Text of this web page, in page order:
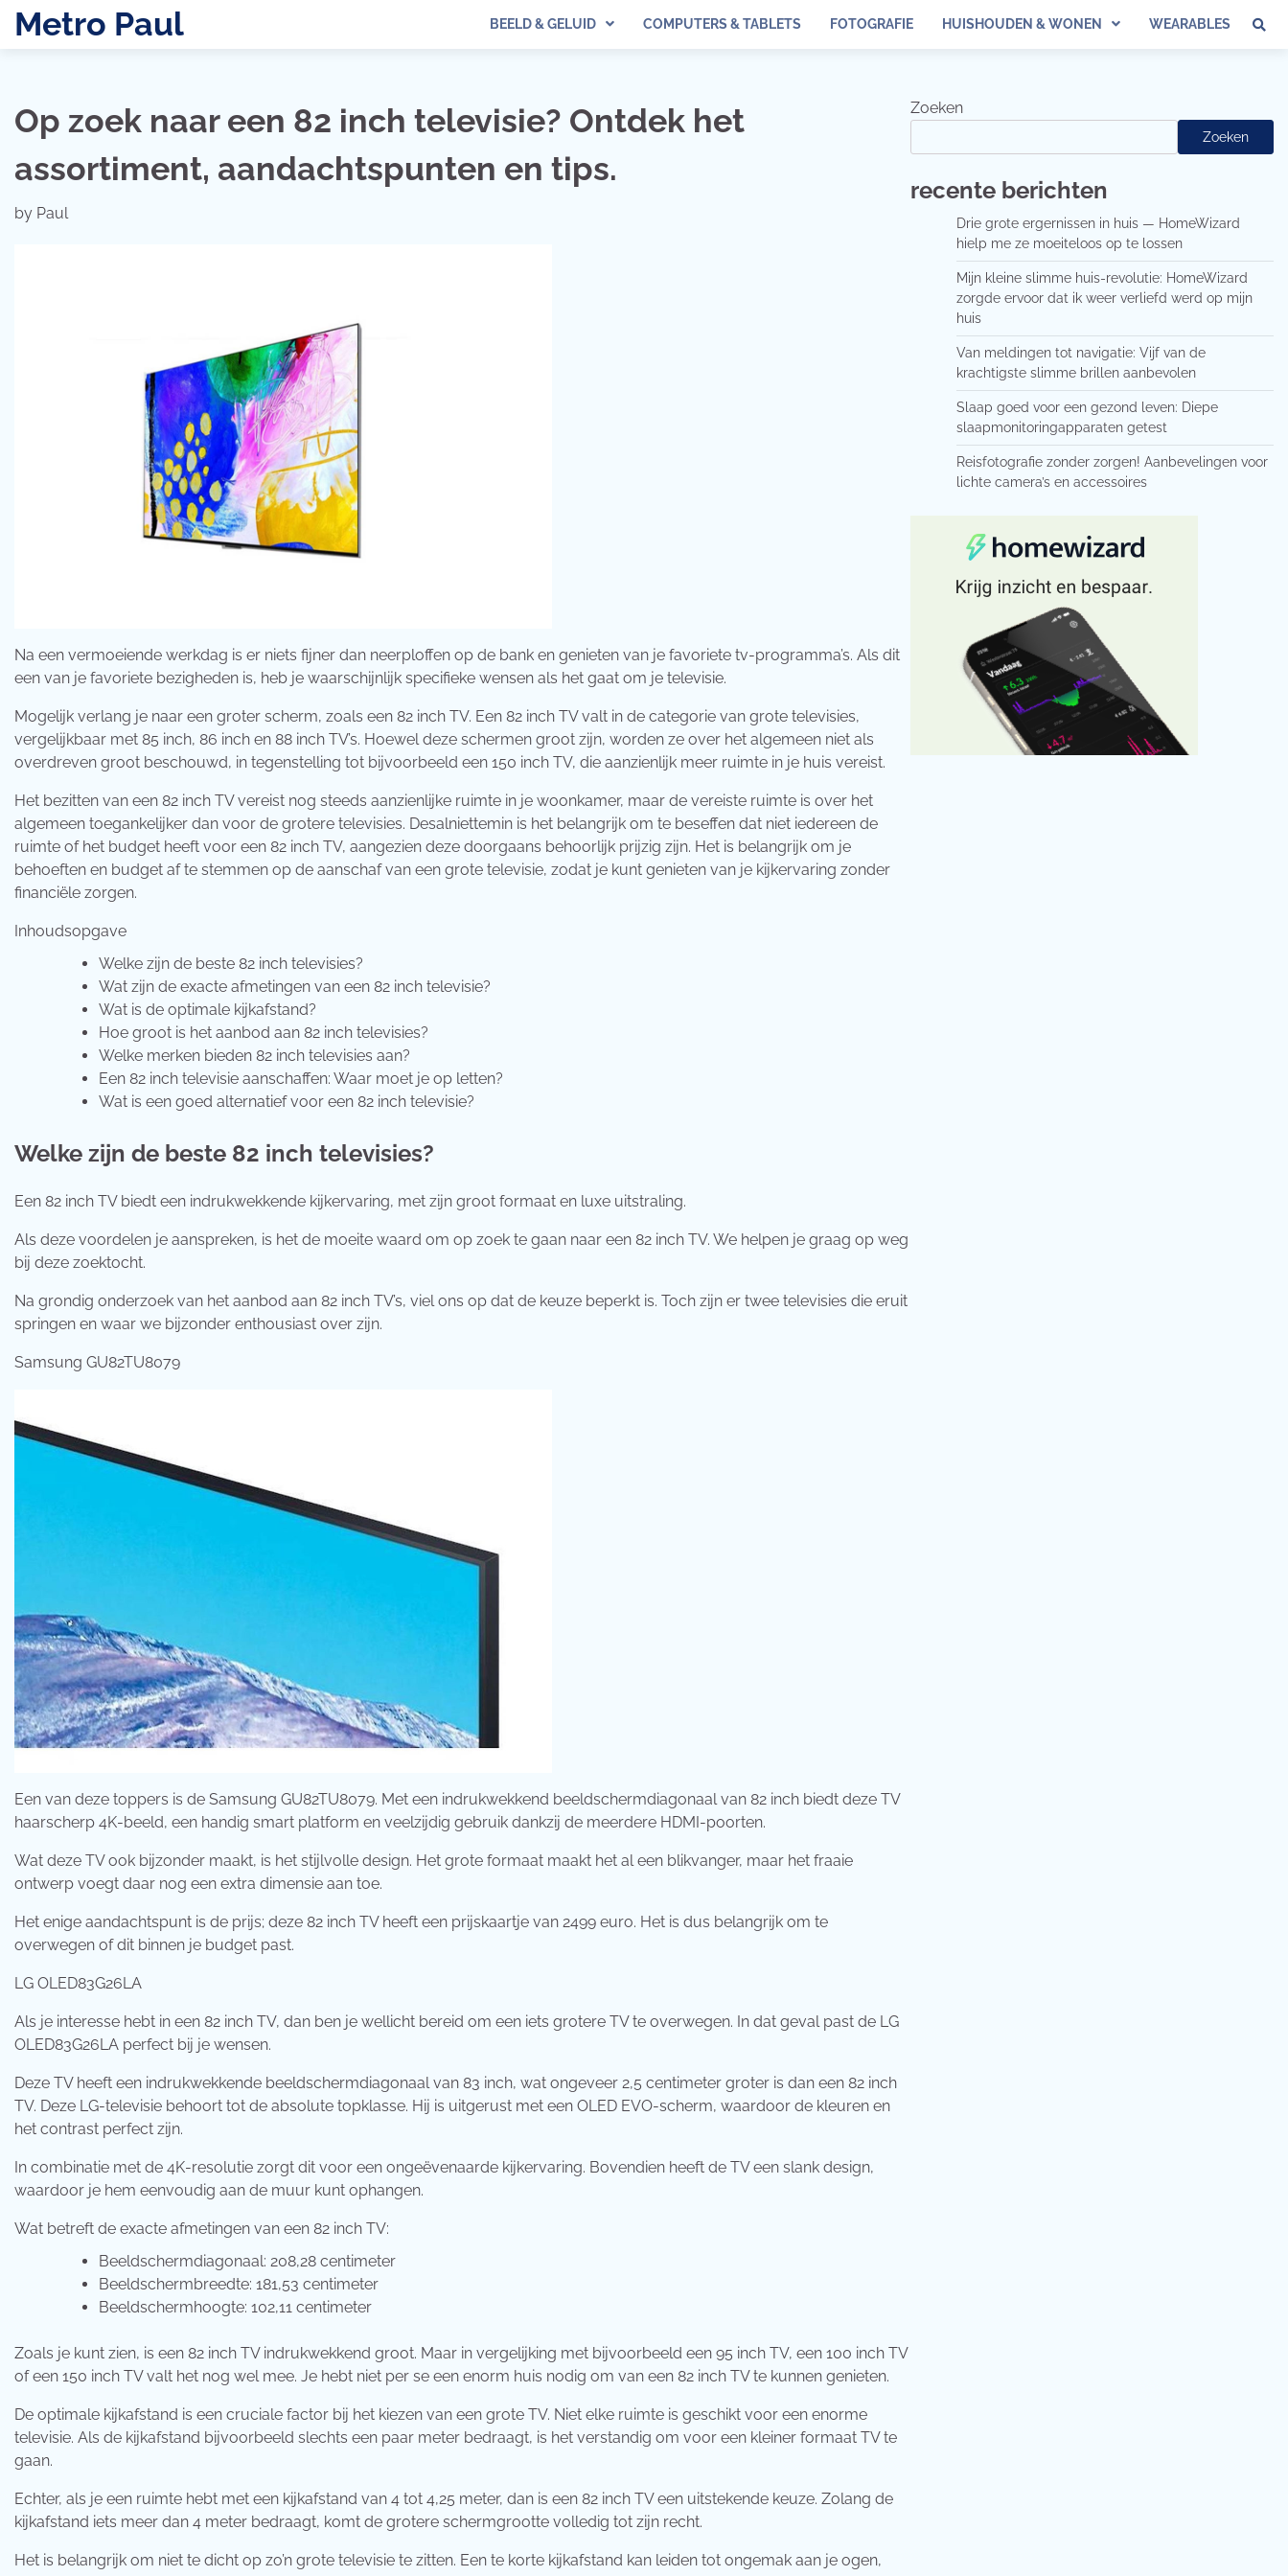
SkipMetro Paul BEELD & GELUID COMPUTERS & TABLETS FOTOGRAFIE HUISHOUDEN & WONEN WEARABLES
Op zoek naar een 82 inch televisie? Ontdek het
assortiment, aandachtspunten en tips.
by Paul
Na een vermoeiende werkdag is er niets fijner dan neerploffen op de bank en genieten van je favoriete tv-programma’s. Als dit
een van je favoriete bezigheden is, heb je waarschijnlijk specifieke wensen als het gaat om je televisie.
Mogelijk verlang je naar een groter scherm, zoals een 82 inch TV. Een 82 inch TV valt in de categorie van grote televisies,
vergelijkbaar met 85 inch, 86 inch en 88 inch TV’s. Hoewel deze schermen groot zijn, worden ze over het algemeen niet als
overdreven groot beschouwd, in tegenstelling tot bijvoorbeeld een 150 inch TV, die aanzienlijk meer ruimte in je huis vereist.
Het bezitten van een 82 inch TV vereist nog steeds aanzienlijke ruimte in je woonkamer, maar de vereiste ruimte is over het
algemeen toegankelijker dan voor de grotere televisies. Desalniettemin is het belangrijk om te beseffen dat niet iedereen de
ruimte of het budget heeft voor een 82 inch TV, aangezien deze doorgaans behoorlijk prijzig zijn. Het is belangrijk om je
behoeften en budget af te stemmen op de aanschaf van een grote televisie, zodat je kunt genieten van je kijkervaring zonder
financiële zorgen.
Inhoudsopgave
Welke zijn de beste 82 inch televisies?
Wat zijn de exacte afmetingen van een 82 inch televisie?
Wat is de optimale kijkafstand?
Hoe groot is het aanbod aan 82 inch televisies?
Welke merken bieden 82 inch televisies aan?
Een 82 inch televisie aanschaffen: Waar moet je op letten?
Wat is een goed alternatief voor een 82 inch televisie?
Welke zijn de beste 82 inch televisies?
Een 82 inch TV biedt een indrukwekkende kijkervaring, met zijn groot formaat en luxe uitstraling.
Als deze voordelen je aanspreken, is het de moeite waard om op zoek te gaan naar een 82 inch TV. We helpen je graag op weg
bij deze zoektocht.
Na grondig onderzoek van het aanbod aan 82 inch TV’s, viel ons op dat de keuze beperkt is. Toch zijn er twee televisies die eruit
springen en waar we bijzonder enthousiast over zijn.
Samsung GU82TU8079
Een van deze toppers is de Samsung GU82TU8079. Met een indrukwekkend beeldschermdiagonaal van 82 inch biedt deze TV
haarscherp 4K-beeld, een handig smart platform en veelzijdig gebruik dankzij de meerdere HDMI-poorten.
Wat deze TV ook bijzonder maakt, is het stijlvolle design. Het grote formaat maakt het al een blikvanger, maar het fraaie
ontwerp voegt daar nog een extra dimensie aan toe.
Het enige aandachtspunt is de prijs; deze 82 inch TV heeft een prijskaartje van 2499 euro. Het is dus belangrijk om te
overwegen of dit binnen je budget past.
LG OLED83G26LA
Als je interesse hebt in een 82 inch TV, dan ben je wellicht bereid om een iets grotere TV te overwegen. In dat geval past de LG
OLED83G26LA perfect bij je wensen.
Deze TV heeft een indrukwekkende beeldschermdiagonaal van 83 inch, wat ongeveer 2,5 centimeter groter is dan een 82 inch
TV. Deze LG-televisie behoort tot de absolute topklasse. Hij is uitgerust met een OLED EVO-scherm, waardoor de kleuren en
het contrast perfect zijn.
In combinatie met de 4K-resolutie zorgt dit voor een ongeëvenaarde kijkervaring. Bovendien heeft de TV een slank design,
waardoor je hem eenvoudig aan de muur kunt ophangen.
Wat betreft de exacte afmetingen van een 82 inch TV:
Beeldschermdiagonaal: 208,28 centimeter
Beeldschermbreedte: 181,53 centimeter
Beeldschermhoogte: 102,11 centimeter
Zoals je kunt zien, is een 82 inch TV indrukwekkend groot. Maar in vergelijking met bijvoorbeeld een 95 inch TV, een 100 inch TV
of een 150 inch TV valt het nog wel mee. Je hebt niet per se een enorm huis nodig om van een 82 inch TV te kunnen genieten.
De optimale kijkafstand is een cruciale factor bij het kiezen van een grote TV. Niet elke ruimte is geschikt voor een enorme
televisie. Als de kijkafstand bijvoorbeeld slechts een paar meter bedraagt, is het verstandig om voor een kleiner formaat TV te
gaan.
Echter, als je een ruimte hebt met een kijkafstand van 4 tot 4,25 meter, dan is een 82 inch TV een uitstekende keuze. Zolang de
kijkafstand iets meer dan 4 meter bedraagt, komt de grotere schermgrootte volledig tot zijn recht.
Het is belangrijk om niet te dicht op zo’n grote televisie te zitten. Een te korte kijkafstand kan leiden tot ongemak aan je ogen,
Zoeken
Zoeken
recente berichten
Drie grote ergernissen in huis — HomeWizard
hielp me ze moeiteloos op te lossen
Mijn kleine slimme huis-revolutie: HomeWizard
zorgde ervoor dat ik weer verliefd werd op mijn
huis
Van meldingen tot navigatie: Vijf van de
krachtigste slimme brillen aanbevolen
Slaap goed voor een gezond leven: Diepe
slaapmonitoringapparaten getest
Reisfotografie zonder zorgen! Aanbevelingen voor
lichte camera’s en accessoires